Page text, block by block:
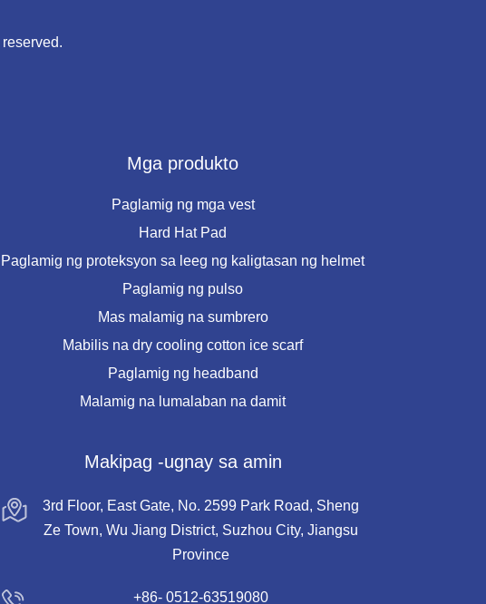
Mga produkto
Paglamig ng mga vest
Hard Hat Pad
Paglamig ng proteksyon sa leeg ng kaligtasan ng helmet
Paglamig ng pulso
Mas malamig na sumbrero
Mabilis na dry cooling cotton ice scarf
Paglamig ng headband
Malamig na lumalaban na damit
Makipag -ugnay sa amin
3rd Floor, East Gate, No. 2599 Park Road, Sheng
Ze Town, Wu Jiang District, Suzhou City, Jiangsu
Province
+86- 0512-63519080